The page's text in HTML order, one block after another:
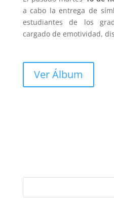
a cabo la entrega de
estudiantes de los
cargado de emotividad,
Ver Álbum